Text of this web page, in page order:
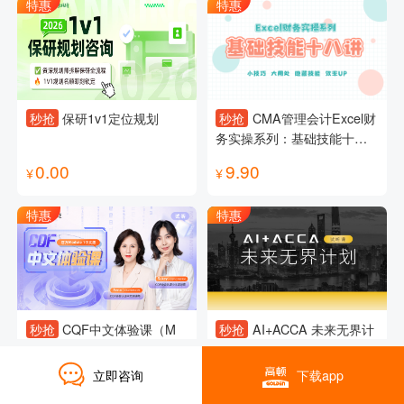
特惠
秒抢 保研1v1定位规划
¥0.00
特惠
秒抢 CMA管理会计Excel财
务实操系列：基础技能十八
¥9.90
特惠
秒抢 CQF中文体验课（M
0.10
特惠
秒抢 AI+ACCA 未来无界计
划试听课
立即咨询 下载app